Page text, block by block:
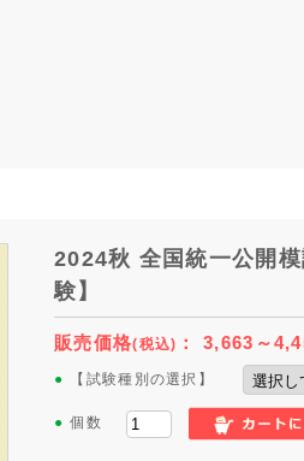
2024秋 全国統一公開
験】
販売価格(税込) ：3,663～
● 【試験種別の選択】
● 個数